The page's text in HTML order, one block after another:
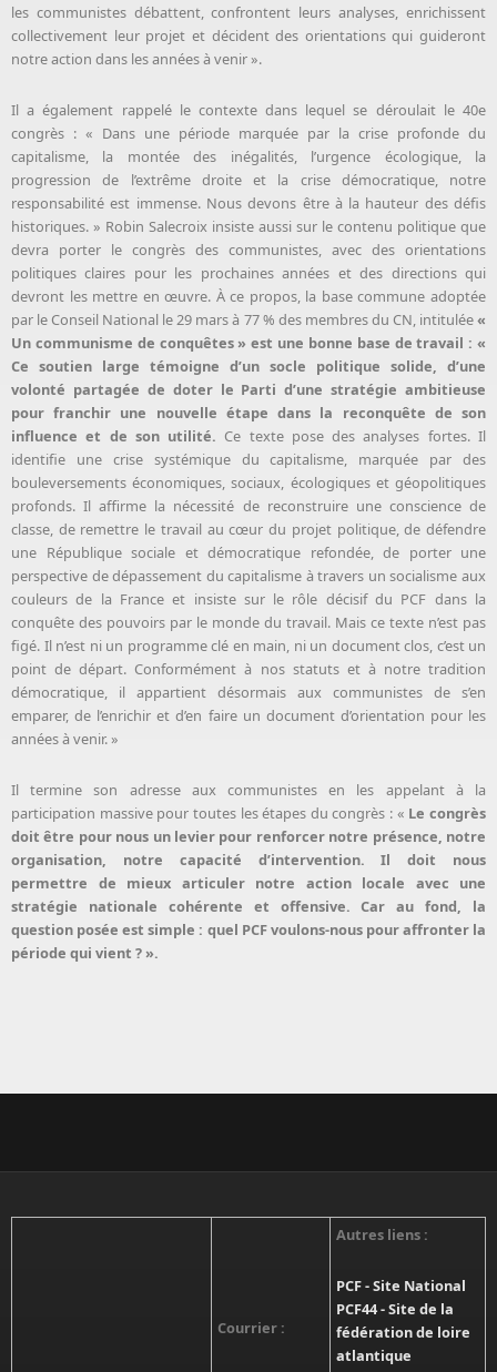
les communistes débattent, confrontent leurs analyses, enrichissent
collectivement leur projet et décident des orientations qui guideront
notre action dans les années à venir ».
Il a également rappelé le contexte dans lequel se déroulait le 40e
congrès : « Dans une période marquée par la crise profonde du
capitalisme, la montée des inégalités, l’urgence écologique, la
progression de l’extrême droite et la crise démocratique, notre
responsabilité est immense. Nous devons être à la hauteur des défis
historiques. » Robin Salecroix insiste aussi sur le contenu politique que
devra porter le congrès des communistes, avec des orientations
politiques claires pour les prochaines années et des directions qui
devront les mettre en œuvre. À ce propos, la base commune adoptée
par le Conseil National le 29 mars à 77 % des membres du CN, intitulée«
Un communisme de conquêtes » est une bonne base de travail : «
Ce soutien large témoigne d’un socle politique solide, d’une
volonté partagée de doter le Parti d’une stratégie ambitieuse
pour franchir une nouvelle étape dans la reconquête de son
influence et de son utilité. Ce texte pose des analyses fortes. Il
identifie une crise systémique du capitalisme, marquée par des
bouleversements économiques, sociaux, écologiques et géopolitiques
profonds. Il affirme la nécessité de reconstruire une conscience de
classe, de remettre le travail au cœur du projet politique, de défendre
une République sociale et démocratique refondée, de porter une
perspective de dépassement du capitalisme à travers un socialisme aux
couleurs de la France et insiste sur le rôle décisif du PCF dans la
conquête des pouvoirs par le monde du travail. Mais ce texte n’est pas
figé. Il n’est ni un programme clé en main, ni un document clos, c’est un
point de départ. Conformément à nos statuts et à notre tradition
démocratique, il appartient désormais aux communistes de s’en
emparer, de l’enrichir et d’en faire un document d’orientation pour les
années à venir. »
Il termine son adresse aux communistes en les appelant à la
participation massive pour toutes les étapes du congrès : « Le congrès
doit être pour nous un levier pour renforcer notre présence, notre
organisation, notre capacité d’intervention. Il doit nous
permettre de mieux articuler notre action locale avec une
stratégie nationale cohérente et offensive. Car au fond, la
question posée est simple : quel PCF voulons-nous pour affronter la
période qui vient ? ».
Courrier :
Autres liens :
PCF - Site National
PCF44 - Site de la
fédération de loire
atlantique